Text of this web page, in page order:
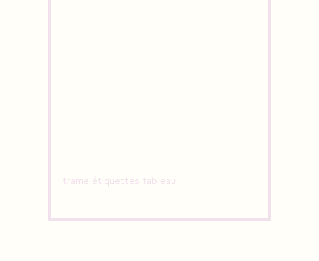
trame étiquettes tableau